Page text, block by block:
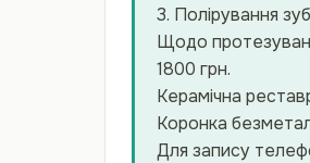
3. Полірування
Щодо
1800 грн.
Керамічна
Коронка
Для запису